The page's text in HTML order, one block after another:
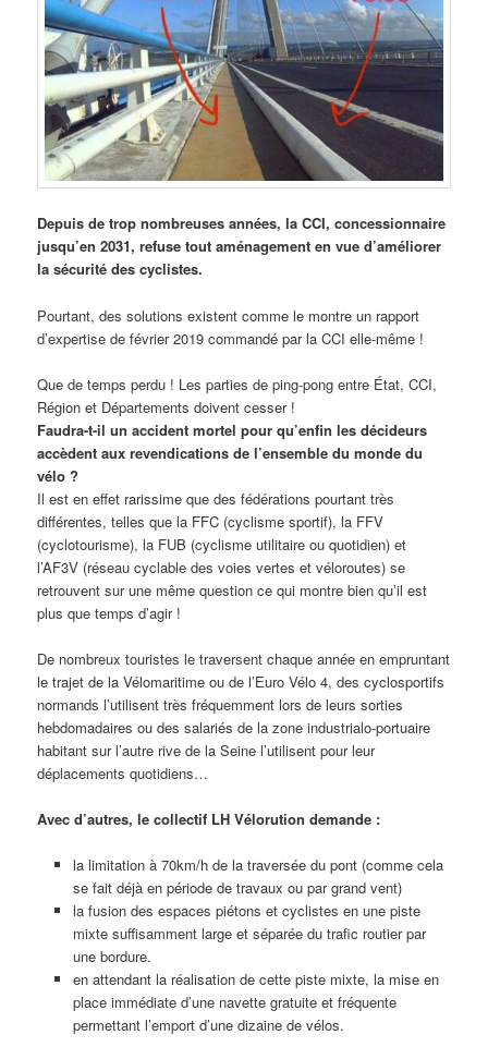
Depuis de trop nombreuses années, la CCI, concessionnaire
jusqu’en 2031, refuse tout aménagement en vue d’améliorer
la sécurité des cyclistes.
Pourtant, des solutions existent comme le montre un rapport
d’expertise de février 2019 commandé par la CCI elle-même !
Que de temps perdu ! Les parties de ping-pong entre État, CCI,
Région et Départements doivent cesser !
Faudra-t-il un accident mortel pour qu’enfin les décideurs
accèdent aux revendications de l’ensemble du monde du
vélo ?
Il est en effet rarissime que des fédérations pourtant très
différentes, telles que la FFC (cyclisme sportif), la FFV
(cyclotourisme), la FUB (cyclisme utilitaire ou quotidien) et
l’AF3V (réseau cyclable des voies vertes et véloroutes) se
retrouvent sur une même question ce qui montre bien qu’il est
plus que temps d’agir !
De nombreux touristes le traversent chaque année en empruntant
le trajet de la Vélomaritime ou de l’Euro Vélo 4, des cyclosportifs
normands l’utilisent très fréquemment lors de leurs sorties
hebdomadaires ou des salariés de la zone industrialo-portuaire
habitant sur l’autre rive de la Seine l’utilisent pour leur
déplacements quotidiens…
Avec d’autres, le collectif LH Vélorution demande :
la limitation à 70km/h de la traversée du pont (comme cela
se fait déjà en période de travaux ou par grand vent)
la fusion des espaces piétons et cyclistes en une piste
mixte suffisamment large et séparée du trafic routier par
une bordure.
en attendant la réalisation de cette piste mixte, la mise en
place immédiate d’une navette gratuite et fréquente
permettant l’emport d’une dizaine de vélos.